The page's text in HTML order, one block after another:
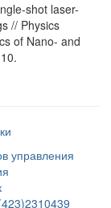
shot laser-
// Physics
of Nano- and
управления